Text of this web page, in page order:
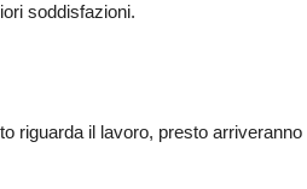
soddisfazioni.
riguarda il lavoro, presto arriveranno